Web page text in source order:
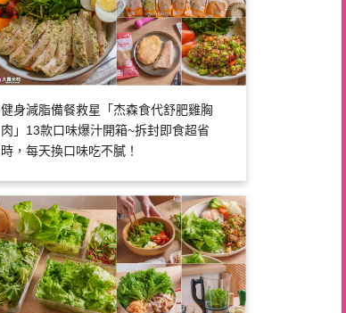
健身減脂備餐救星「杰森食代舒肥雞胸
肉」13款口味爆汁開箱~拆封即食超省
時，每天換口味吃不膩！